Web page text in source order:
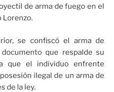
de arma de fuego en el
Lorenzo.
se confiscó el arma de
que respalde su
que el individuo enfrente
ilegal de un arma de
de la ley.